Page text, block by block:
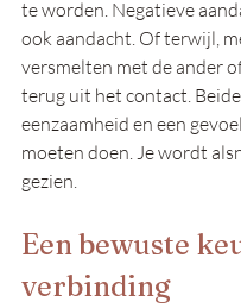
te worden. Negatieve
ook aandacht. Of terwijl,
versmelten met de ander
terug uit het contact.
eenzaamheid en een
moeten doen. Je wordt
gezien.
Een bewuste
verbinding